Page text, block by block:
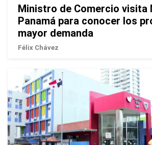
Ministro de Comercio visita
Panamá para conocer los
mayor demanda
Félix Chávez